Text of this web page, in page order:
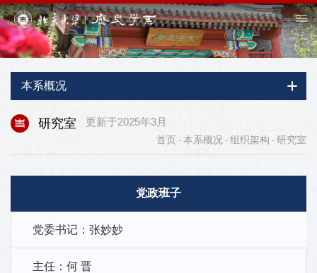
本系概况
研究室
更新于2025年3月
首页 - 本系概况 - 组织架构 - 研究室
党政班子
党委书记：张妙妙
主任：何 晋